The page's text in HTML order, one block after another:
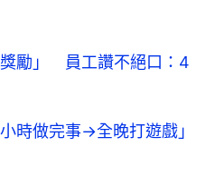
勵」 員工讚不絕口：4
時做完事→全晚打遊戲」